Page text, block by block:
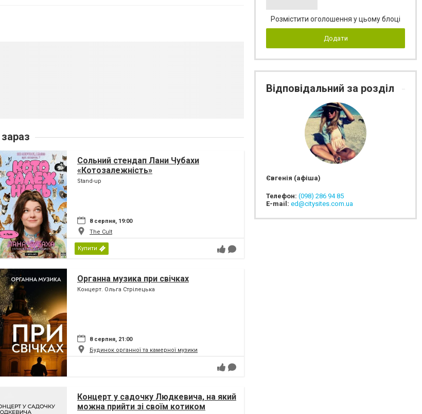
зараз
Соломії Крушельницької
Сольний стендап Лани Чубахи
«Котозалежність»
Stand-up
8 серпня, 19:00
The Cult
Купити
Органна музика при свічках
Концерт. Ольга Стрілецька
8 серпня, 21:00
Будинок органної та камерної музики
Концерт у садочку Людкевича, на який
можна прийти зі своїм котиком
Розмістити оголошення у цьому блоці
Додати
Відповідальний за розділ
Євгенія (афіша)
Телефон: (098) 286 94 85
E-mail: ed@citysites.com.ua